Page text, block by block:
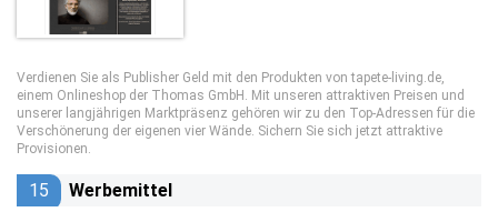
Verdienen Sie als Publisher Geld mit den Produkten von tapete-living.de,
einem Onlineshop der Thomas GmbH. Mit unseren attraktiven Preisen und
unserer langjährigen Marktpräsenz gehören wir zu den Top-Adressen für die
Verschönerung der eigenen vier Wände. Sichern Sie sich jetzt attraktive
Provisionen.
15 Werbemittel